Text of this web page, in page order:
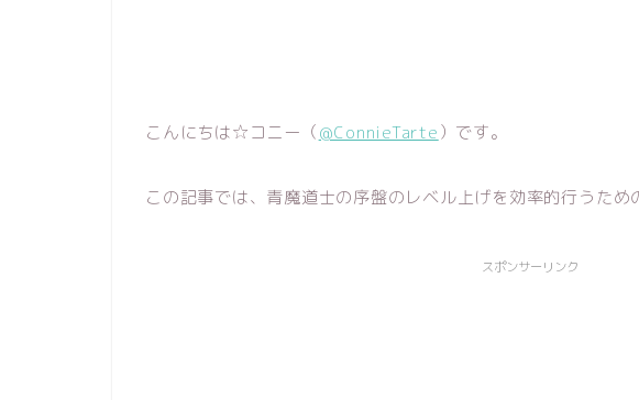
こんにちは☆コニー（@ConnieTarte）です。
この記事では、青魔道士の序盤のレベル上げを効率的行うため
スポンサーリンク